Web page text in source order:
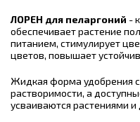
ЛОРЕН для пеларгоний -
обеспечивает растение
питанием, стимулирует
цветов, повышает
Жидкая форма удобрения
растворимости, а
усваиваются растениями